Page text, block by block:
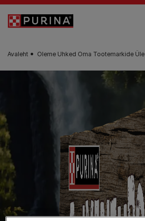
Liigu edasi põhisisu juurde
Avaleht Oleme Uhked Oma Tootemarkide Üle